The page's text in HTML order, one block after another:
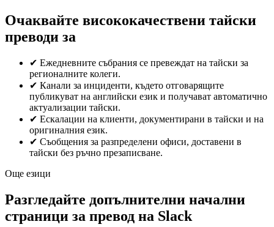
Очаквайте висококачествени тайски
преводи за
✔ Ежедневните събрания се превеждат на тайски за
регионалните колеги.
✔ Канали за инциденти, където отговарящите
публикуват на английски език и получават автоматично
актуализации тайски.
✔ Ескалации на клиенти, документирани в тайски и на
оригиналния език.
✔ Съобщения за разпределени офиси, доставени в
тайски без ръчно презаписване.
Още езици
Разгледайте допълнителни начални
страници за превод на Slack